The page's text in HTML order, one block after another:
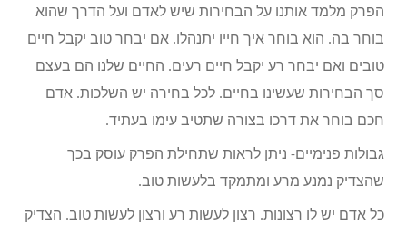
הפרק מלמד אותנו על הבחירות שיש לאדם ועל הדרך שהוא
בוחר בה. הוא בוחר איך חייו יתנהלו. אם יבחר טוב יקבל חיים
טובים ואם יבחר רע יקבל חיים רעים. החיים שלנו הם בעצם
סך הבחירות שעשינו בחיים. לכל בחירה יש השלכות. אדם
חכם בוחר את דרכו בצורה שתטיב עימו בעתיד.
גבולות פנימיים- ניתן לראות שתחילת הפרק עוסק בכך
שהצדיק נמנע מרע ומתמקד בלעשות טוב.
כל אדם יש לו רצונות. רצון לעשות רע ורצון לעשות טוב. הצדיק